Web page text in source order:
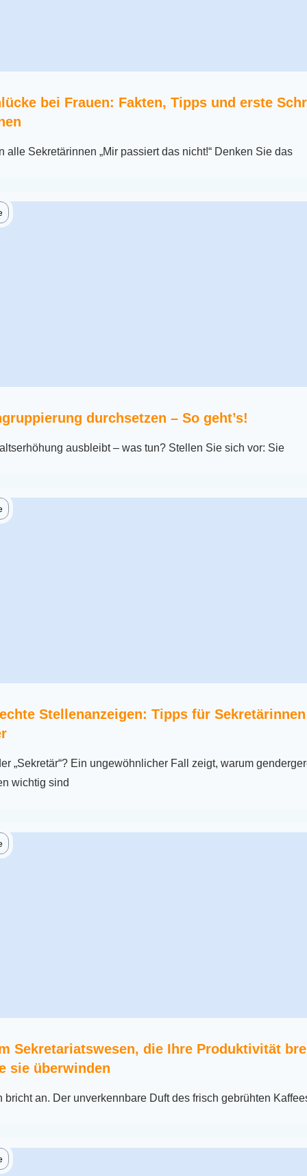
bei Frauen: Fakten, Tipps und erste
alle Sekretärinnen „Mir passiert das nicht!“ Denken Sie das
durchsetzen – So geht’s!
ausbleibt – was tun? Stellen Sie sich vor: Sie
Stellenanzeigen: Tipps für
„Sekretär“? Ein ungewöhnlicher Fall zeigt, warum
wichtig sind
Sekretariatswesen, die Ihre Produktivität
sie überwinden
bricht an. Der unverkennbare Duft des frisch gebrühten